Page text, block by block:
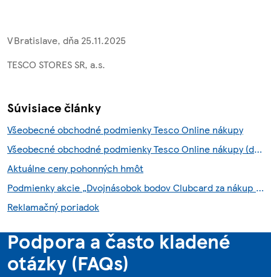
V Bratislave, dňa 25.11.2025
TESCO STORES SR, a.s.
Súvisiace články
Všeobecné obchodné podmienky Tesco Online nákupy
Všeobecné obchodné podmienky Tesco Online nákupy (do 6.8.2026)
Aktuálne ceny pohonných hmôt
Podmienky akcie „Dvojnásobok bodov Clubcard za nákup so službou Scan & Shop“
Reklamačný poriadok
Podpora a často kladené
otázky (FAQs)